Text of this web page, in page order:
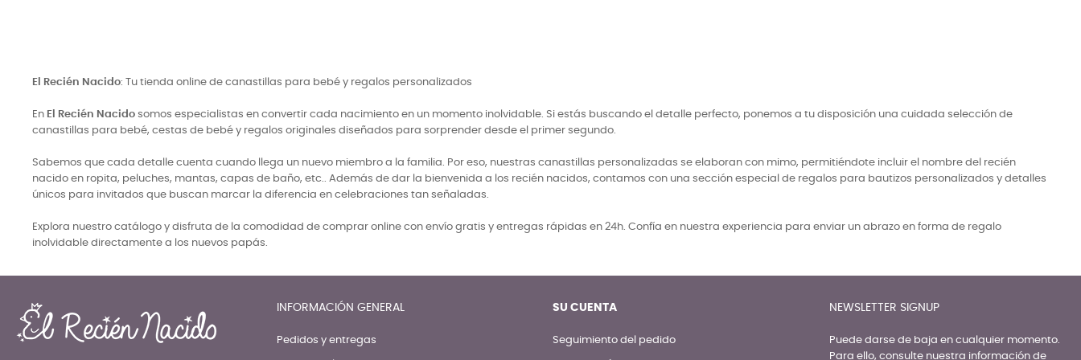
El Recién Nacido: Tu tienda online de canastillas para bebé y regalos personalizados
En El Recién Nacido somos especialistas en convertir cada nacimiento en un momento inolvidable. Si estás buscando el detalle perfecto, ponemos a tu disposición una cuidada selección de
canastillas para bebé, cestas de bebé y regalos originales diseñados para sorprender desde el primer segundo.
Sabemos que cada detalle cuenta cuando llega un nuevo miembro a la familia. Por eso, nuestras canastillas personalizadas se elaboran con mimo, permitiéndote incluir el nombre del recién
nacido en ropita, peluches, mantas, capas de baño, etc.. Además de dar la bienvenida a los recién nacidos, contamos con una sección especial de regalos para bautizos personalizados y detalles
únicos para invitados que buscan marcar la diferencia en celebraciones tan señaladas.
Explora nuestro catálogo y disfruta de la comodidad de comprar online con envío gratis y entregas rápidas en 24h. Confía en nuestra experiencia para enviar un abrazo en forma de regalo
inolvidable directamente a los nuevos papás.
INFORMACIÓN GENERAL
Pedidos y entregas
SU CUENTA
Seguimiento del pedido
NEWSLETTER SIGNUP
Puede darse de baja en cualquier momento.
Para ello, consulte nuestra información de